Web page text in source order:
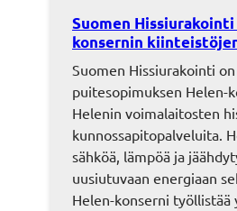
Suomen
konsernin
Suomen Hissiurakointi
puitesopimuksen Helen-
Helenin voimalaitosten
kunnossapitopalveluita.
sähköä, lämpöä ja
uusiutuvaan energiaan
Helen-konserni työllistää